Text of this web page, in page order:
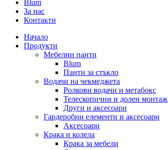
Blum
За нас
Контакти
Начало
Продукти
Мебелни панти
Blum
Панти за стъкло
Водачи на чекмеджета
Ролкови водачи и метабокс
Телескопични и долен монтаж
Други и аксесоари
Гардеробни елементи и аксесоари
Аксесоари
Крака и колела
Крака за мебели